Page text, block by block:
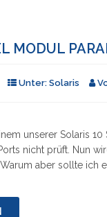
MODUL
Unter: Solaris
unserer Solaris
nicht prüft. Nun
aber sollte ich